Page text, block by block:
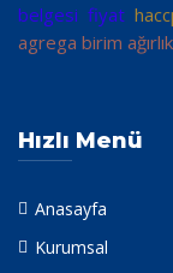
belgesi fiyat
agrega birim ağırlık
Hızlı Menü
Anasayfa
Kurumsal